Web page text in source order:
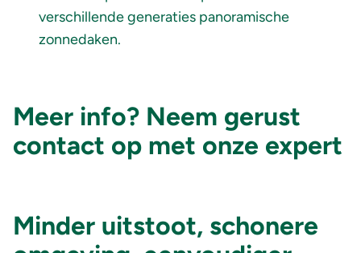
verschillende generaties panoramische
zonnedaken.
Meer info? Neem gerust
contact op met onze expert
Minder uitstoot, schonere